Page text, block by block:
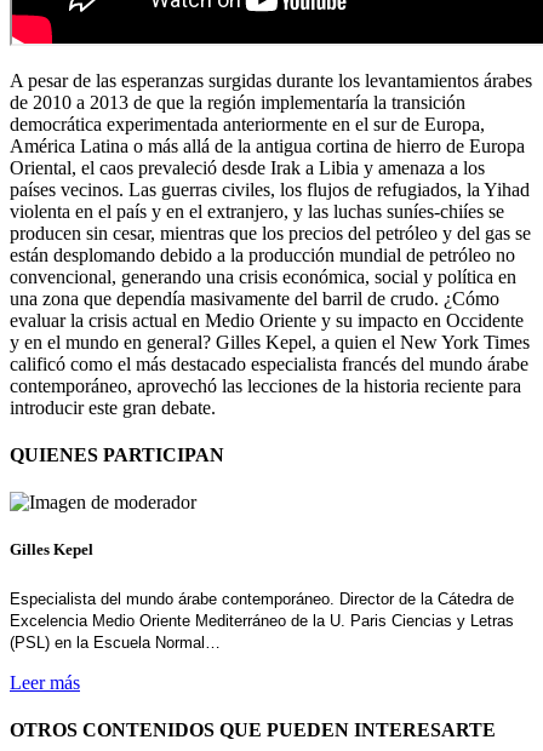
A pesar de las esperanzas surgidas durante los levantamientos árabes
de 2010 a 2013 de que la región implementaría la transición
democrática experimentada anteriormente en el sur de Europa,
América Latina o más allá de la antigua cortina de hierro de Europa
Oriental, el caos prevaleció desde Irak a Libia y amenaza a los
países vecinos. Las guerras civiles, los flujos de refugiados, la Yihad
violenta en el país y en el extranjero, y las luchas suníes-chiíes se
producen sin cesar, mientras que los precios del petróleo y del gas se
están desplomando debido a la producción mundial de petróleo no
convencional, generando una crisis económica, social y política en
una zona que dependía masivamente del barril de crudo. ¿Cómo
evaluar la crisis actual en Medio Oriente y su impacto en Occidente
y en el mundo en general? Gilles Kepel, a quien el New York Times
calificó como el más destacado especialista francés del mundo árabe
contemporáneo, aprovechó las lecciones de la historia reciente para
introducir este gran debate.
QUIENES PARTICIPAN
Gilles Kepel
Especialista del mundo árabe contemporáneo. Director de la Cátedra de
Excelencia Medio Oriente Mediterráneo de la U. Paris Ciencias y Letras
(PSL) en la Escuela Normal…
Leer más
OTROS CONTENIDOS QUE PUEDEN INTERESARTE